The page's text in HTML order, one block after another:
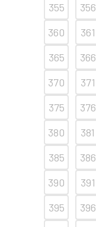
355
356
360
361
365
366
370
371
375
376
380
381
385
386
390
391
395
396